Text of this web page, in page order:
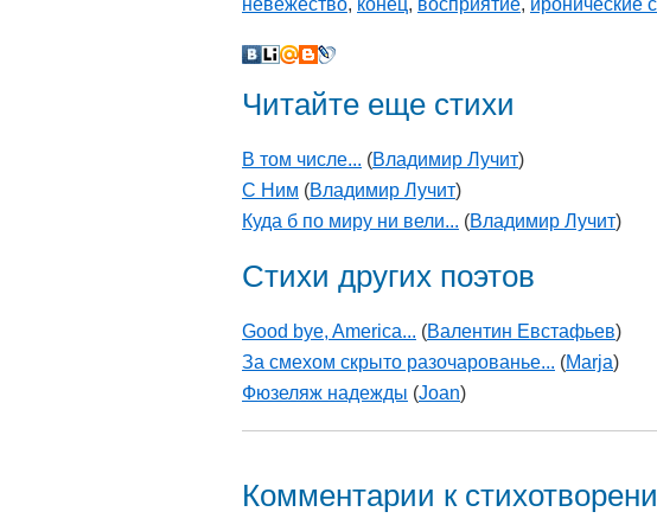
невежество, конец, восприятие, иронические
Читайте еще стихи
В том числе... (Владимир Лучит)
С Ним (Владимир Лучит)
Куда б по миру ни вели... (Владимир Лучит)
Стихи других поэтов
Good bye, America... (Валентин Евстафьев)
За смехом скрыто разочарованье... (Marja)
Фюзеляж надежды (Joan)
Комментарии к